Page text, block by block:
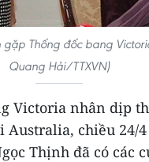
Thống đốc bang
Quang Hải/TTXVN)
Victoria nhân dịp
Australia, chiều 24/
Thịnh đã có các